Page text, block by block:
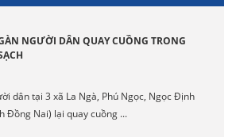
NGƯỜI DÂN QUAY CUỒNG TRONG
dân tại 3 xã La Ngà, Phú Ngọc, Ngọc Định
Đồng Nai) lại quay cuồng ...